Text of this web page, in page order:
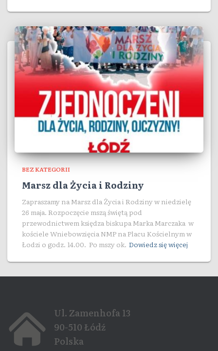
BEZ KATEGORII
Marsz dla Życia i Rodziny
Zapraszamy na Marsz dla Życia i Rodziny w niedzielę
26 maja. Rozpoczęcie mszą świętą pod
przewodnictwem księdza biskupa Marka Marczaka w
kościele Wniebowzięcia NMP na Placu Kościelnym w
Łodzi o godz. 14.00. Po mszy ok. Dowiedz się więcej
Ul. Zamenhofa 13
90-510 Łódź
Polska